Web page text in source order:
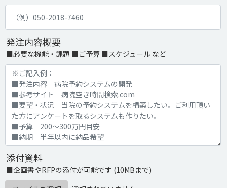
発注内容概要
■必要な機能・課題 ■ご予算 ■スケジュール など
添付資料
■企画書やRFPの添付が可能です (10MBまで)